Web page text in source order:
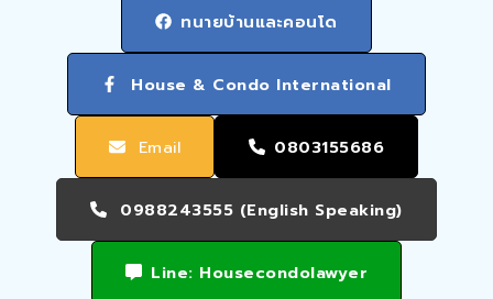
ทนายบ้านและคอนโด
House & Condo International
Email 0803155686
0988243555 (English Speaking)
Line: Housecondolawyer